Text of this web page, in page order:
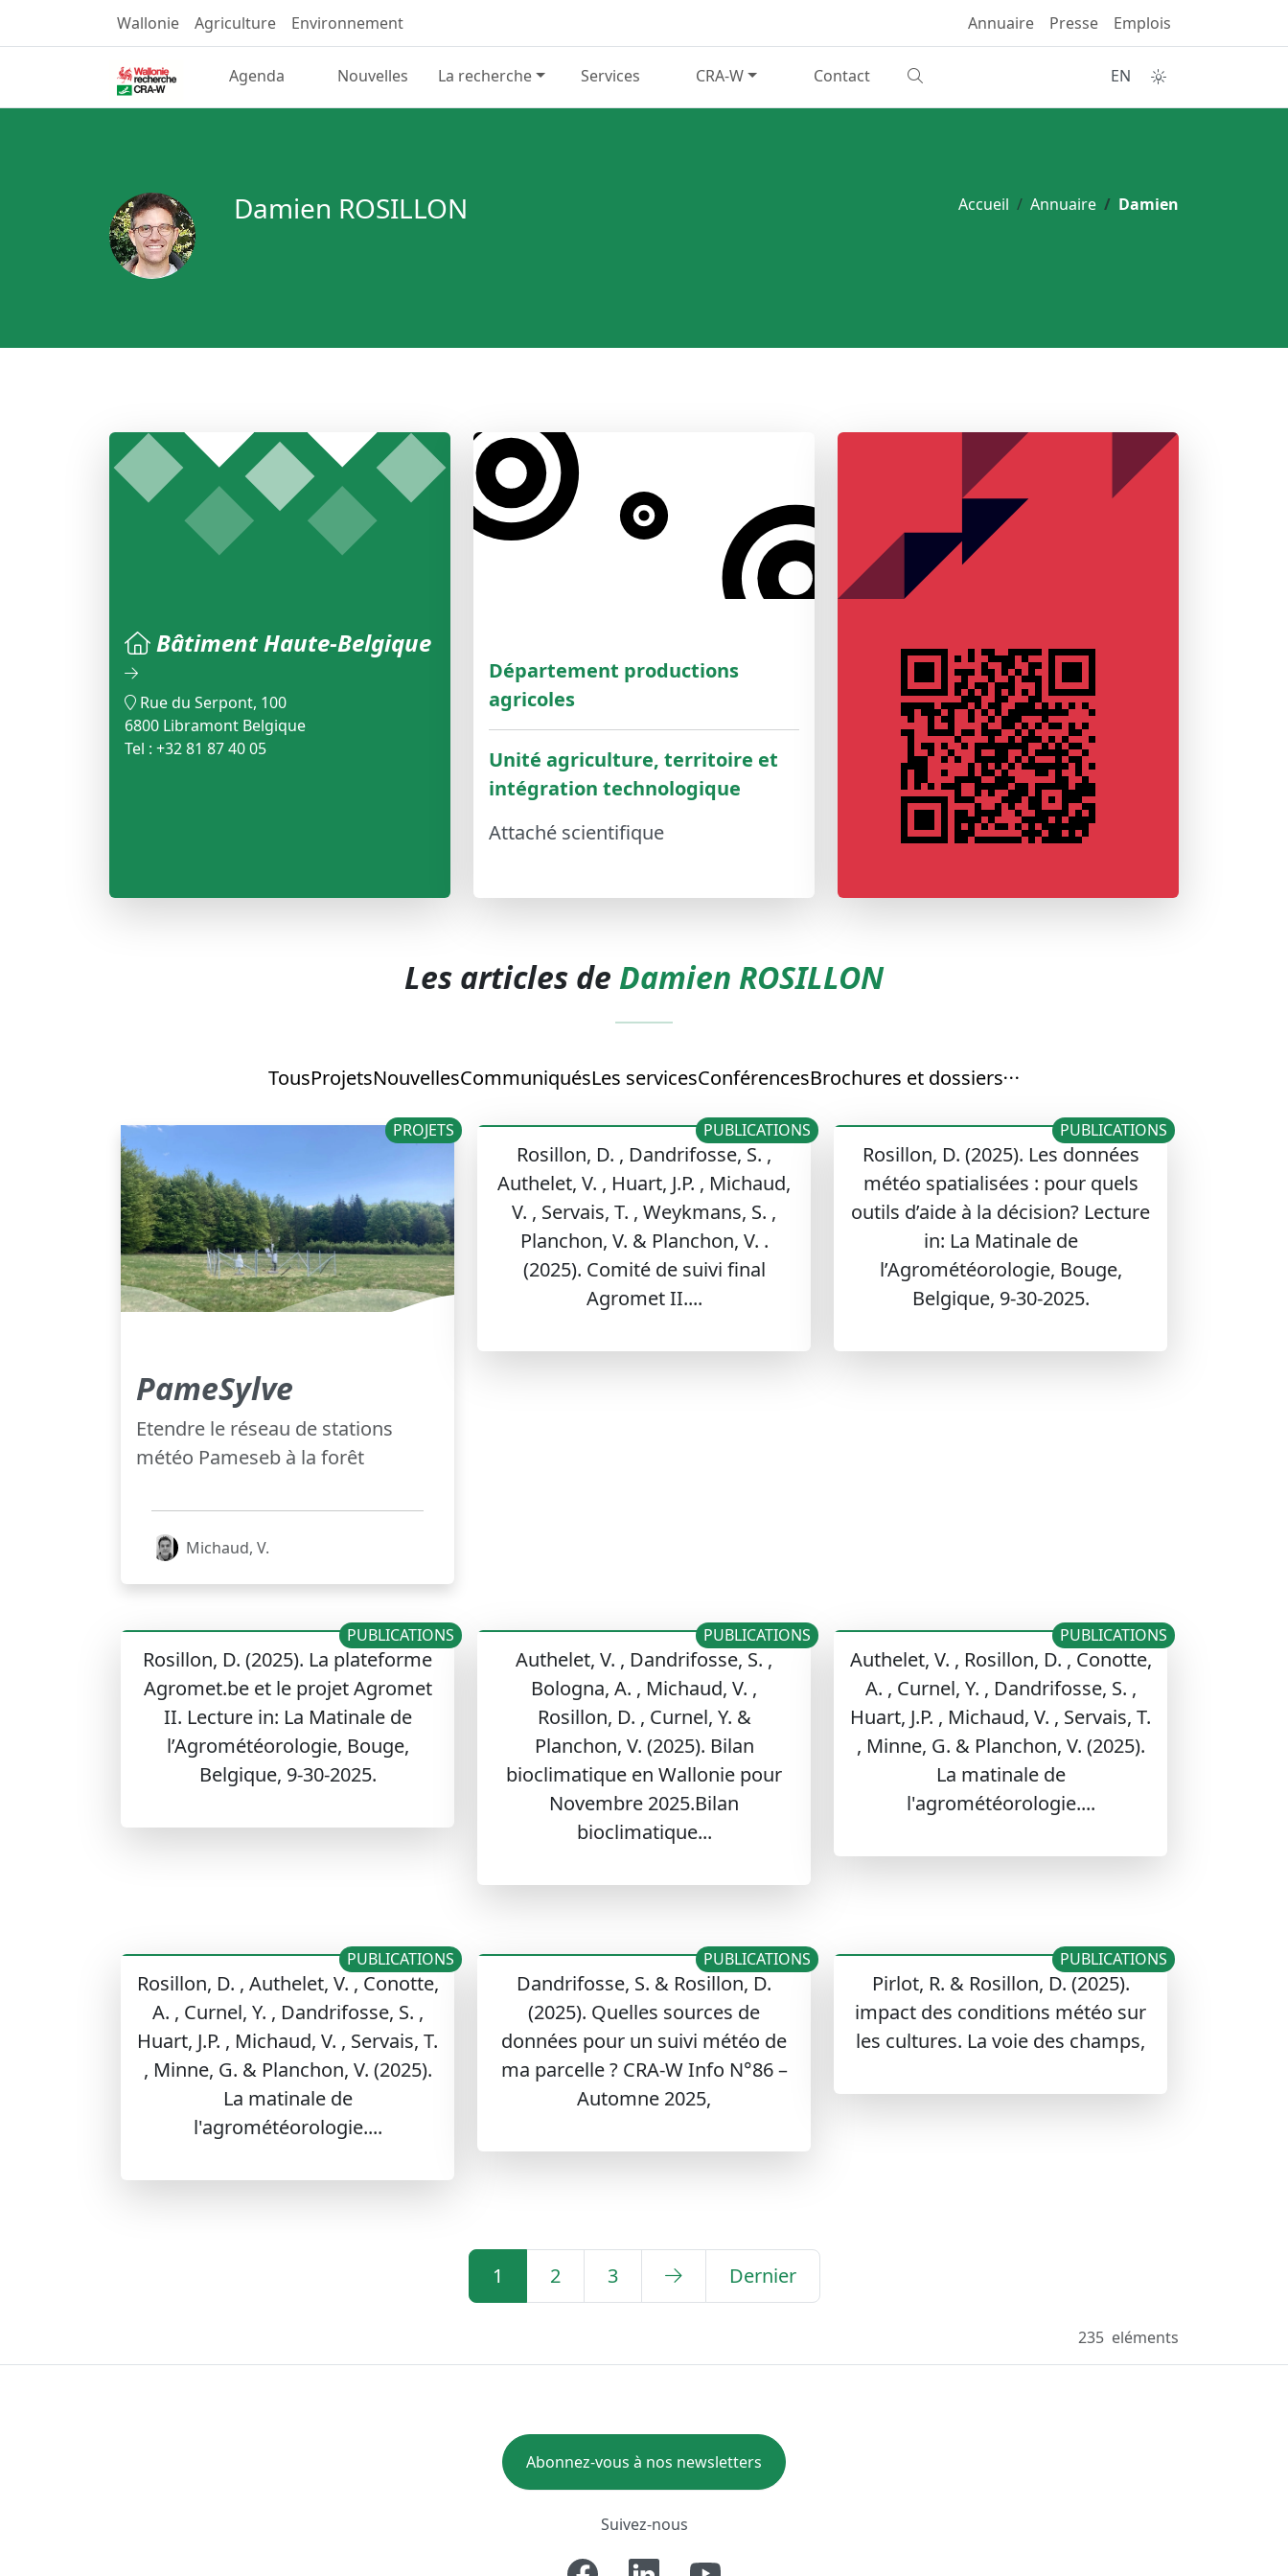
Wallonie Agriculture Environnement Annuaire Presse Emplois
Agenda Nouvelles La recherche Services CRA-W Contact EN
Accueil Annuaire Damien
Damien ROSILLON
Bâtiment Haute-Belgique
Rue du Serpont, 100
6800 Libramont Belgique
Tel : +32 81 87 40 05
Département productions
agricoles
Unité agriculture, territoire et
intégration technologique
Attaché scientifique
Les articles de Damien ROSILLON
TousProjetsNouvellesCommuniquésLes servicesConférencesBrochures et dossiers
PROJETS
PameSylve
Etendre le réseau de stations
météo Pameseb à la forêt
Michaud, V.
Rosillon, D. , Dandrifosse, S. ,
Authelet, V. , Huart, J.P. , Michaud,
V. , Servais, T. , Weykmans, S. ,
Planchon, V. & Planchon, V. .
(2025). Comité de suivi final
Agromet II....
PUBLICATIONS
Rosillon, D. (2025). Les données
météo spatialisées : pour quels
outils d’aide à la décision? Lecture
in: La Matinale de
l’Agrométéorologie, Bouge,
Belgique, 9-30-2025.
PUBLICATIONS
Rosillon, D. (2025). La plateforme
Agromet.be et le projet Agromet
II. Lecture in: La Matinale de
l’Agrométéorologie, Bouge,
Belgique, 9-30-2025.
PUBLICATIONS
Authelet, V. , Dandrifosse, S. ,
Bologna, A. , Michaud, V. ,
Rosillon, D. , Curnel, Y. &
Planchon, V. (2025). Bilan
bioclimatique en Wallonie pour
Novembre 2025.Bilan
bioclimatique...
PUBLICATIONS
Authelet, V. , Rosillon, D. , Conotte,
A. , Curnel, Y. , Dandrifosse, S. ,
Huart, J.P. , Michaud, V. , Servais, T.
, Minne, G. & Planchon, V. (2025).
La matinale de
l'agrométéorologie....
PUBLICATIONS
Rosillon, D. , Authelet, V. , Conotte,
A. , Curnel, Y. , Dandrifosse, S. ,
Huart, J.P. , Michaud, V. , Servais, T.
, Minne, G. & Planchon, V. (2025).
La matinale de
l'agrométéorologie....
PUBLICATIONS
Dandrifosse, S. & Rosillon, D.
(2025). Quelles sources de
données pour un suivi météo de
ma parcelle ? CRA-W Info N°86 –
Automne 2025,
PUBLICATIONS
Pirlot, R. & Rosillon, D. (2025).
impact des conditions météo sur
les cultures. La voie des champs,
PUBLICATIONS
1 2 3 Dernier
235 eléments
Abonnez-vous à nos newsletters
Suivez-nous